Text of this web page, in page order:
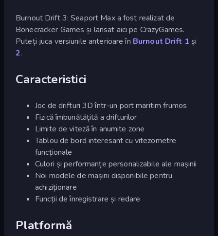
Burnout Drift 3: Seaport Max a fost realizat de
Bonecracker Games și lansat aici pe CrazyGames.
Puteți juca versiunile anterioare în Burnout Drift 1 și
2.
Caracteristici
Joc de drifturi 3D într-un port maritim frumos
Fizică îmbunătățită a drifturilor
Limite de viteză în anumite zone
Tablou de bord interesant cu vitezometre
funcționale
Culori și performanțe personalizabile ale mașinii
Noi modele de mașini disponibile pentru
achiziționare
Funcții de înregistrare și redare
Platformă